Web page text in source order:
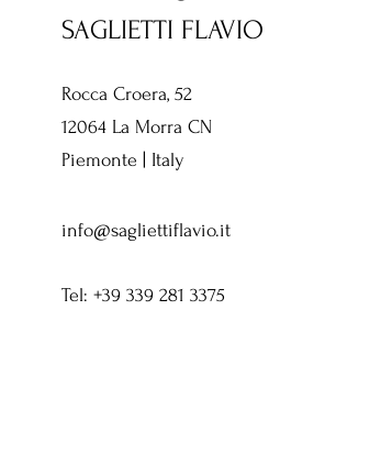
SAGLIETTI FLAVIO
Rocca Croera, 52
12064 La Morra CN
Piemonte | Italy
info@sagliettiflavio.it
Tel:+39 339 281 3375